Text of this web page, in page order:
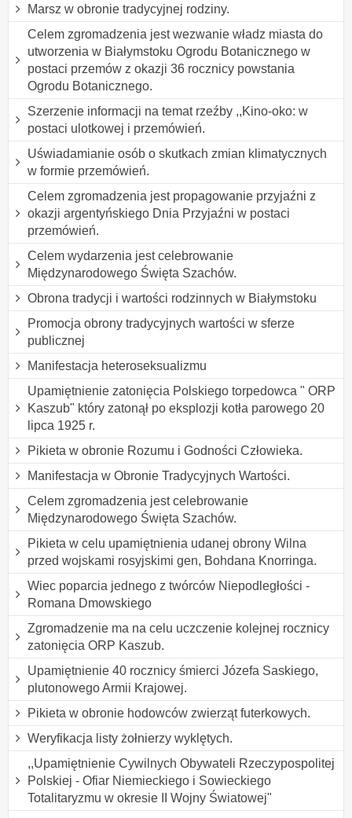
Marsz w obronie tradycyjnej rodziny.
Celem zgromadzenia jest wezwanie władz miasta do
utworzenia w Białymstoku Ogrodu Botanicznego w
postaci przemów z okazji 36 rocznicy powstania
Ogrodu Botanicznego.
Szerzenie informacji na temat rzeźby ,,Kino-oko: w
postaci ulotkowej i przemówień.
Uświadamianie osób o skutkach zmian klimatycznych
w formie przemówień.
Celem zgromadzenia jest propagowanie przyjaźni z
okazji argentyńskiego Dnia Przyjaźni w postaci
przemówień.
Celem wydarzenia jest celebrowanie
Międzynarodowego Święta Szachów.
Obrona tradycji i wartości rodzinnych w Białymstoku
Promocja obrony tradycyjnych wartości w sferze
publicznej
Manifestacja heteroseksualizmu
Upamiętnienie zatonięcia Polskiego torpedowca " ORP
Kaszub" który zatonął po eksplozji kotła parowego 20
lipca 1925 r.
Pikieta w obronie Rozumu i Godności Człowieka.
Manifestacja w Obronie Tradycyjnych Wartości.
Celem zgromadzenia jest celebrowanie
Międzynarodowego Święta Szachów.
Pikieta w celu upamiętnienia udanej obrony Wilna
przed wojskami rosyjskimi gen, Bohdana Knorringa.
Wiec poparcia jednego z twórców Niepodległości -
Romana Dmowskiego
Zgromadzenie ma na celu uczczenie kolejnej rocznicy
zatonięcia ORP Kaszub.
Upamiętnienie 40 rocznicy śmierci Józefa Saskiego,
plutonowego Armii Krajowej.
Pikieta w obronie hodowców zwierząt futerkowych.
Weryfikacja listy żołnierzy wyklętych.
,,Upamiętnienie Cywilnych Obywateli Rzeczypospolitej
Polskiej - Ofiar Niemieckiego i Sowieckiego
Totalitaryzmu w okresie II Wojny Światowej"